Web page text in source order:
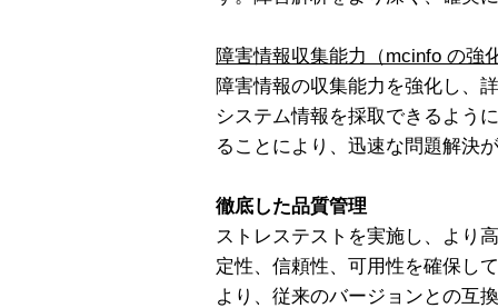
障害情報収集能力（mcinfo の強
障害情報の収集能力を強化し、
システム情報を採取できるよう
ることにより、迅速な問題解決
徹底した品質管理
ストレステストを実施し、より
定性、信頼性、可用性を確保し
より、従来のバージョンとの互